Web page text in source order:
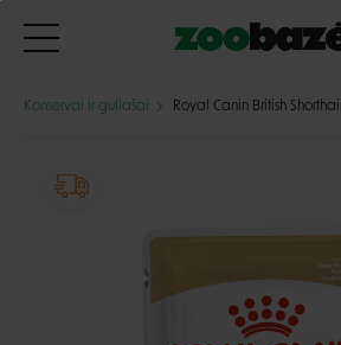
Konservai ir guliašai Royal Canin British